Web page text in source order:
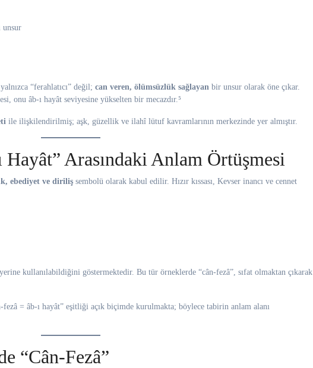
“ferahlatıcı” değil; can veren, ölümsüzlük sağlayan bir unsur olarak öne çıkar.
onu âb-ı hayât seviyesine yükselten bir mecazdır.⁵
ile ilişkilendirilmiş; aşk, güzellik ve ilahî lütuf kavramlarının merkezinde yer almıştır.
Hayât” Arasındaki Anlam Örtüşmesi
ebediyet ve diriliş sembolü olarak kabul edilir. Hızır kıssası, Kevser inancı ve cennet
kullanılabildiğini göstermektedir. Bu tür örneklerde “cân-fezâ”, sıfat olmaktan çıkarak
= âb-ı hayât” eşitliği açık biçimde kurulmakta; böylece tabirin anlam alanı
“Cân-Fezâ”